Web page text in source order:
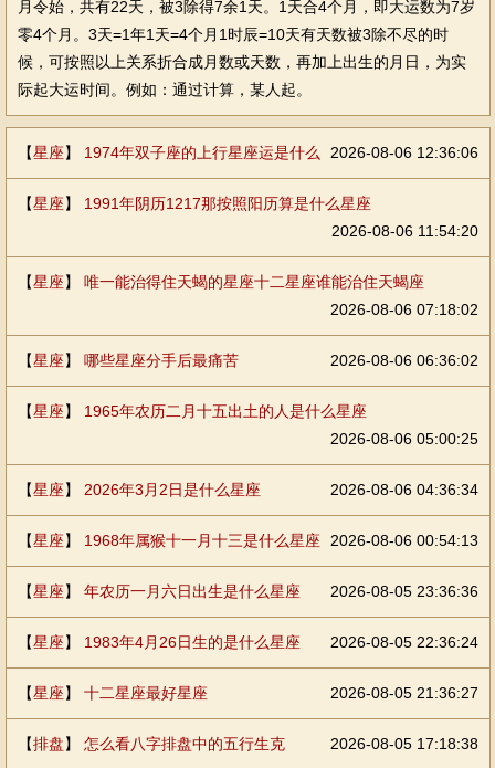
月令始，共有22天，被3除得7余1天。1天合4个月，即大运数为7岁
零4个月。3天=1年1天=4个月1时辰=10天有天数被3除不尽的时
候，可按照以上关系折合成月数或天数，再加上出生的月日，为实
际起大运时间。例如：通过计算，某人起。
【星座】 1974年双子座的上行星座运是什么 2026-08-06 12:36:06
【星座】 1991年阴历1217那按照阳历算是什么星座
2026-08-06 11:54:20
【星座】 唯一能治得住天蝎的星座十二星座谁能治住天蝎座
2026-08-06 07:18:02
【星座】 哪些星座分手后最痛苦 2026-08-06 06:36:02
【星座】 1965年农历二月十五出土的人是什么星座
2026-08-06 05:00:25
【星座】 2026年3月2日是什么星座 2026-08-06 04:36:34
【星座】 1968年属猴十一月十三是什么星座 2026-08-06 00:54:13
【星座】 年农历一月六日出生是什么星座 2026-08-05 23:36:36
【星座】 1983年4月26日生的是什么星座 2026-08-05 22:36:24
【星座】 十二星座最好星座 2026-08-05 21:36:27
【排盘】 怎么看八字排盘中的五行生克 2026-08-05 17:18:38